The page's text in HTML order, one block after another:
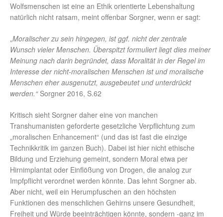
Wolfsmenschen ist eine an Ethik orientierte Lebenshaltung
natürlich nicht ratsam, meint offenbar Sorgner, wenn er sagt:
„Moralischer zu sein hingegen, ist ggf. nicht der zentrale
Wunsch vieler Menschen. Überspitzt formuliert liegt dies meiner
Meinung nach darin begründet, dass Moralität in der Regel im
Interesse der nicht-moralischen Menschen ist und moralische
Menschen eher ausgenutzt, ausgebeutet und unterdrückt
werden.“Sorgner 2016, S.62
Kritisch sieht Sorgner daher eine von manchen
Transhumanisten geforderte gesetzliche Verpflichtung zum
„moralischen Enhancement“ (und das ist fast die einzige
Technikkritik im ganzen Buch). Dabei ist hier nicht ethische
Bildung und Erziehung gemeint, sondern Moral etwa per
Hirnimplantat oder Einflößung von Drogen, die analog zur
Impfpflicht verordnet werden könnte. Das lehnt Sorgner ab.
Aber nicht, weil ein Herumpfuschen an den höchsten
Funktionen des menschlichen Gehirns unsere Gesundheit,
Freiheit und Würde beeinträchtigen könnte, sondern -ganz im